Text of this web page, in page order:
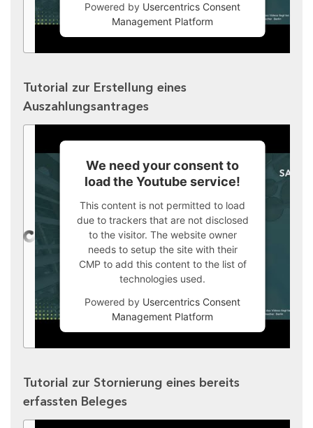
Powered by Usercentrics Consent
Management Platform
Tutorial zur Erstellung eines
Auszahlungsantrages
We need your consent to
load the Youtube service!
This content is not permitted to load
due to trackers that are not disclosed
to the visitor. The website owner
needs to setup the site with their
CMP to add this content to the list of
technologies used.
Powered by Usercentrics Consent
Management Platform
Tutorial zur Stornierung eines bereits
erfassten Beleges